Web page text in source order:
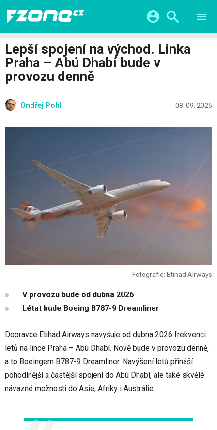
VIDEA
SERIÁLY
CHYTRÁ MĚSTA
ŽIVOT BUDOUCNOSTI
HRY A ZÁBAVA
Facebook Google
Lepší spojení na východ. Linka
Praha – Abú Dhabí bude v
provozu denně
Ondřej Pohl 08. 09. 2025
Fotografie: Etihad Airways
V provozu bude od dubna 2026
Létat bude Boeing B787-9 Dreamliner
Dopravce Etihad Airways navyšuje od dubna 2026 frekvenci
letů na lince Praha – Abú Dhabí. Nově bude v provozu denně,
a to Boeingem B787-9 Dreamliner. Navýšení letů přináší
pohodlnější a častější spojení do Abú Dhabí, ale také skvělé
návazné možnosti do Asie, Afriky i Austrálie.